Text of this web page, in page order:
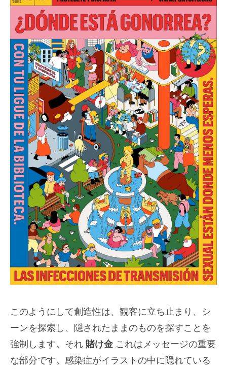
このようにして創造性は、観客に立ち止まり、シ
ーンを探索し、隠されたままのものを探すことを
強制します。それ 賭け金 これはメッセージの重要
な部分です。感染症がイラストの中に隠れている